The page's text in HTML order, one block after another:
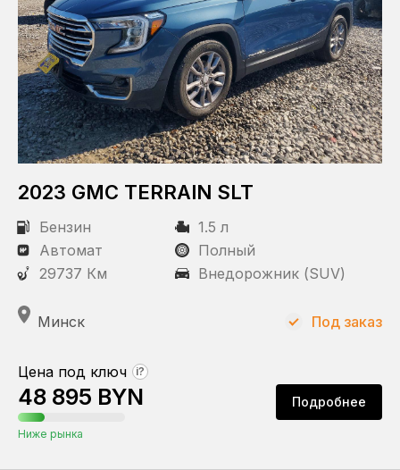
2023 GMC TERRAIN SLT
Бензин
1.5 л
Автомат
Полный
29737 Км
Внедорожник (SUV)
Минск
Цена под ключ ?
48 895 BYN
Ниже рынка
Подробнее
Под заказ